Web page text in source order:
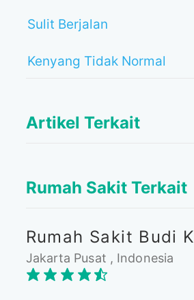
Sulit Berjalan
Kenyang Tidak Normal
Artikel Terkait
Rumah Sakit Terkait
Rumah Sakit Budi
Jakarta Pusat , Indonesia